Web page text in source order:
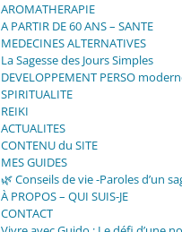
AROMATHERAPIE
A PARTIR DE 60 ANS – SANTE
MEDECINES ALTERNATIVES
La Sagesse des Jours Simples
DEVELOPPEMENT PERSO
SPIRITUALITE
REIKI
ACTUALITES
CONTENU du SITE
MES GUIDES
🌿 Conseils de vie -Paroles d’un
À PROPOS – QUI SUIS-JE
CONTACT